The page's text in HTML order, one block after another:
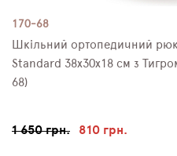
170-68
Шкільний ортопедичний
Standard 38х30х18 см з
68)
1 650 грн. 810 грн.